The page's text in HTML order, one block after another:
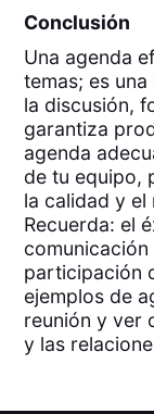
Conclusión
Una agenda
temas; es
la discusión,
garantiza
agenda
de tu equipo,
la calidad y el
Recuerda: el
participación
ejemplos de
reunión y ver
y las